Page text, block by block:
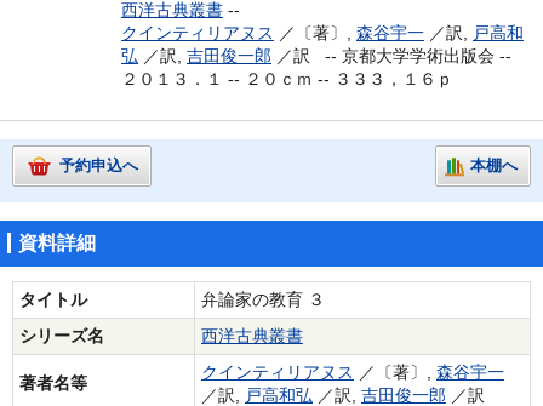
西洋古典叢書 --
クインティリアヌス ／〔著〕, 森谷宇一 ／訳, 戸高和
弘 ／訳, 吉田俊一郎 ／訳 -- 京都大学学術出版会 --
２０１３．１ -- ２０ｃｍ -- ３３３，１６ｐ
予約申込へ 本棚へ
資料詳細
タイトル
弁論家の教育 ３
シリーズ名
西洋古典叢書
著者名等
クインティリアヌス ／〔著〕, 森谷宇一
／訳, 戸高和弘 ／訳, 吉田俊一郎 ／訳